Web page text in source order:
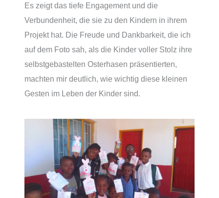
Es zeigt das tiefe Engagement und die
Verbundenheit, die sie zu den Kindern in ihrem
Projekt hat. Die Freude und Dankbarkeit, die ich
auf dem Foto sah, als die Kinder voller Stolz ihre
selbstgebastelten Osterhasen präsentierten,
machten mir deutlich, wie wichtig diese kleinen
Gesten im Leben der Kinder sind.